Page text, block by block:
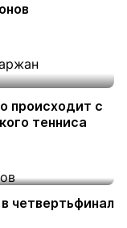
происходит с
тенниса
четвертьфинал